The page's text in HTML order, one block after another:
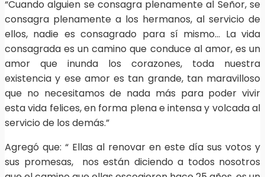
“Cuando alguien se consagra plenamente al Señor, se
consagra plenamente a los hermanos, al servicio de
ellos, nadie es consagrado para sí mismo… La vida
consagrada es un camino que conduce al amor, es un
amor que inunda los corazones, toda nuestra
existencia y ese amor es tan grande, tan maravilloso
que no necesitamos de nada más para poder vivir
esta vida felices, en forma plena e intensa y volcada al
servicio de los demás.”
Agregó que: “ Ellas al renovar en este día sus votos y
sus promesas, nos están diciendo a todos nosotros